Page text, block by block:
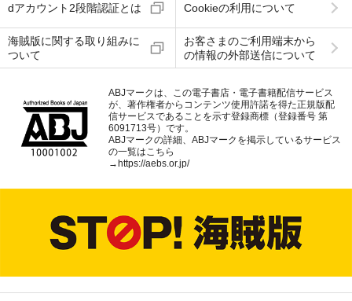
dアカウント2段階認証とは Cookieの利用について
海賊版に関する取り組みに
ついて
お客さまのご利用端末から
の情報の外部送信について
ABJマークは、この電子書店・電子書籍配信サービス
が、著作権者からコンテンツ使用許諾を得た正規版配
信サービスであることを示す登録商標（登録番号 第
6091713号）です。
ABJマークの詳細、ABJマークを掲示しているサービス
の一覧はこちら
→https://aebs.or.jp/